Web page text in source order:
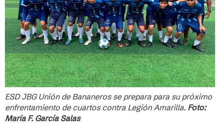
ESD JBG Unión de Bananeros se prepara para su próximo
enfrentamiento de cuartos contra Legión Amarilla. Foto:
María F. García Salas